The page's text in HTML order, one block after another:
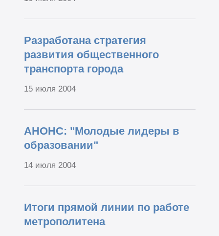
Разработана стратегия
развития общественного
транспорта города
15 июля 2004
АНОНС: "Молодые лидеры в
образовании"
14 июля 2004
Итоги прямой линии по работе
метрополитена